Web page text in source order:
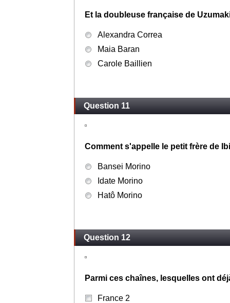
Et la doubleuse française de
Alexandra Correa
Maia Baran
Carole Baillien
Question 11
Comment s'appelle le petit frère de
Bansei Morino
Idate Morino
Hatô Morino
Question 12
Parmi ces chaînes, lesquelles ont
France 2